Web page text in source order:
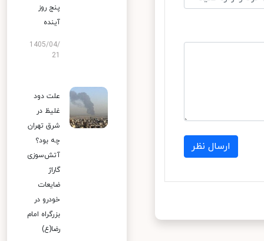
ارسال نظر
پنج روز
آینده
1405/04/
علت دود
غلیظ در
شرق تهران
چه بود؟
آتش‌سوزی
گاراژ
ضایعات
خودرو در
بزرگراه امام
رضا(ع)